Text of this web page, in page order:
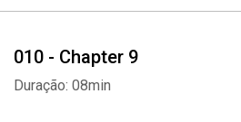
010 - Chapter 9
Duração: 08min